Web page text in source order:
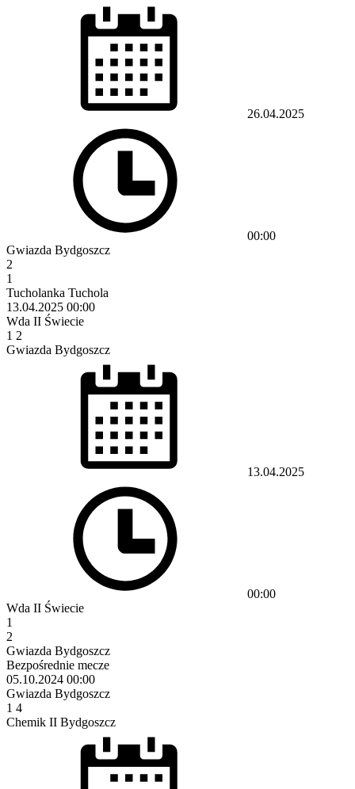
26.04.2025
00:00
Gwiazda Bydgoszcz
2
1
Tucholanka Tuchola
13.04.2025 00:00
Wda II Świecie
1 2
Gwiazda Bydgoszcz
13.04.2025
00:00
Wda II Świecie
1
2
Gwiazda Bydgoszcz
Bezpośrednie mecze
05.10.2024 00:00
Gwiazda Bydgoszcz
1 4
Chemik II Bydgoszcz